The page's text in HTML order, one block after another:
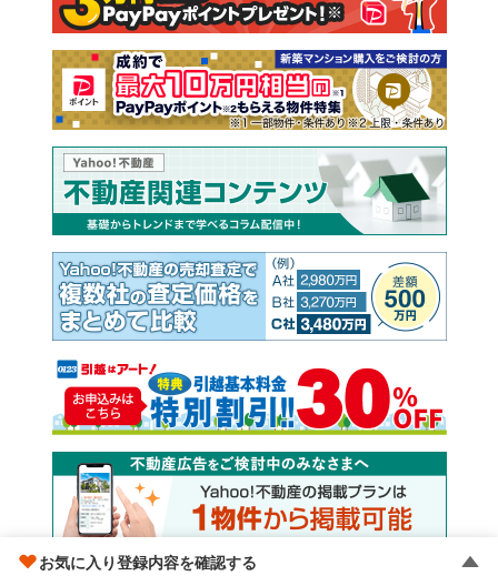
お気に入り登録内容を確認する
売却査定